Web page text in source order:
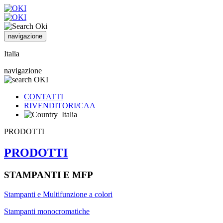
navigazione
Italia
navigazione
CONTATTI
RIVENDITORI/CAA
Italia
PRODOTTI
PRODOTTI
STAMPANTI E MFP
Stampanti e Multifunzione a colori
Stampanti monocromatiche